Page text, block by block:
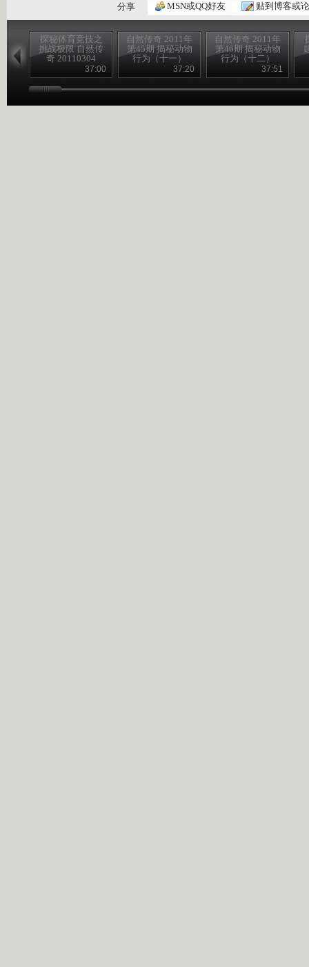
分享
MSN或QQ好友 贴到博客或
探秘体育竞技之
挑战极限 自然传
奇 20110304
37:00
自然传奇 2011年
第45期 揭秘动物
行为（十一）
37:20
自然传奇 2011年
第46期 揭秘动物
行为（十二）
37:51